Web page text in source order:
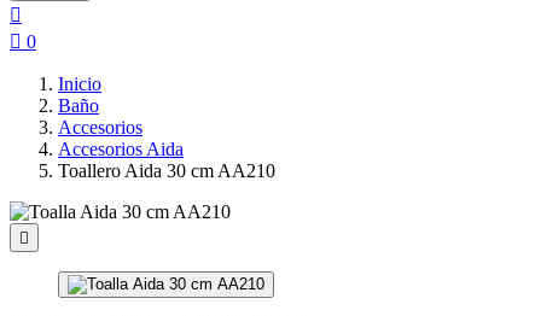

 0
Inicio
Baño
Accesorios
Accesorios Aida
Toallero Aida 30 cm AA210
